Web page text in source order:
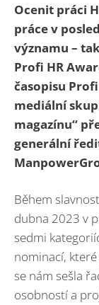
Ocenit práci
práce v
významu –
Profi HR
časopisu
mediální
magazínu“
generální
Během
dubna 2023 v
sedmi
nominací,
se nám sešla
osobností a